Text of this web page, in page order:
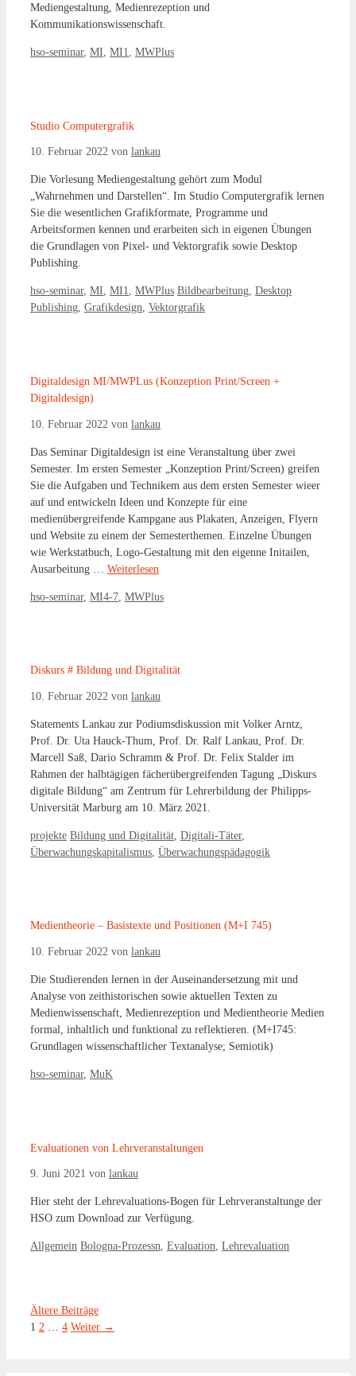
Mediengestaltung, Medienrezeption und
Kommunikationswissenschaft.
Kategorien
hso-seminar, MI, MI1, MWPlus
Studio Computergrafik
10. Februar 2022 von lankau
Die Vorlesung Mediengestaltung gehört zum Modul
„Wahrnehmen und Darstellen“. Im Studio Computergrafik lernen
Sie die wesentlichen Grafikformate, Programme und
Arbeitsformen kennen und erarbeiten sich in eigenen Übungen
die Grundlagen von Pixel- und Vektorgrafik sowie Desktop
Publishing.
Kategorien
hso-seminar, MI, MI1, MWPlus Schlagwörter
Bildbearbeitung, Desktop
Publishing, Grafikdesign, Vektorgrafik
Digitaldesign MI/MWPLus (Konzeption Print/Screen +
Digitaldesign)
10. Februar 2022 von lankau
Das Seminar Digitaldesign ist eine Veranstaltung über zwei
Semester. Im ersten Semester „Konzeption Print/Screen) greifen
Sie die Aufgaben und Technikem aus dem ersten Semester wieer
auf und entwickeln Ideen und Konzepte für eine
medienübergreifende Kampgane aus Plakaten, Anzeigen, Flyern
und Website zu einem der Semesterthemen. Einzelne Übungen
wie Werkstatbuch, Logo-Gestaltung mit den eigenne Initailen,
Ausarbeitung … Weiterlesen
Kategorien
hso-seminar, MI4-7 MWPlus
Diskurs # Bildung und Digitalität
10. Februar 2022 von lankau
Statements Lankau zur Podiumsdiskussion mit Volker Arntz,
Prof. Dr. Uta Hauck-Thum, Prof. Dr. Ralf Lankau, Prof. Dr.
Marcell Saß, Dario Schramm & Prof. Dr. Felix Stalder im
Rahmen der halbtägigen fächerübergreifenden Tagung „Diskurs
digitale Bildung“ am Zentrum für Lehrerbildung der Philipps-
Universität Marburg am 10. März 2021.
Kategorien
projekte Schlagwörter
Bildung und Digitalität Digitali-Täter,
Überwachungskapitalismus Überwachungspädagogik
Medientheorie – Basistexte und Positionen (M+I 745)
10. Februar 2022 von lankau
Die Studierenden lernen in der Auseinandersetzung mit und
Analyse von zeithistorischen sowie aktuellen Texten zu
Medienwissenschaft, Medienrezeption und Medientheorie Medien
formal, inhaltlich und funktional zu reflektieren. (M+I745:
Grundlagen wissenschaftlicher Textanalyse; Semiotik)
Kategorien
hso-seminar, MuK
Evaluationen von Lehrveranstaltungen
9. Juni 2021 von lankau
Hier steht der Lehrevaluations-Bogen für Lehrveranstaltunge der
HSO zum Download zur Verfügung.
Kategorien
Allgemein Schlagwörter
Bologna-Prozessn, Evaluation, Lehrevaluation
Ältere Beiträge
Seite
1 Seite
2 … Seite
4 Weiter →